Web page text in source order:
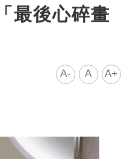
最後心碎畫
A- A A+